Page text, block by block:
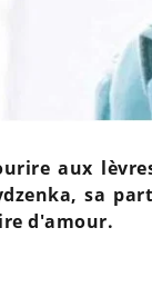
aux
sa
d'amour.